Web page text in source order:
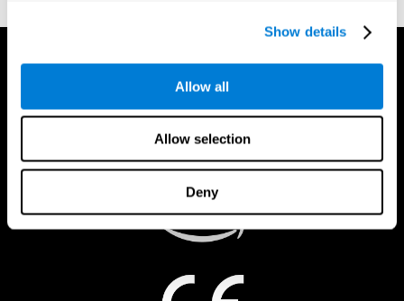
Show details
Allow all
Allow selection
Deny